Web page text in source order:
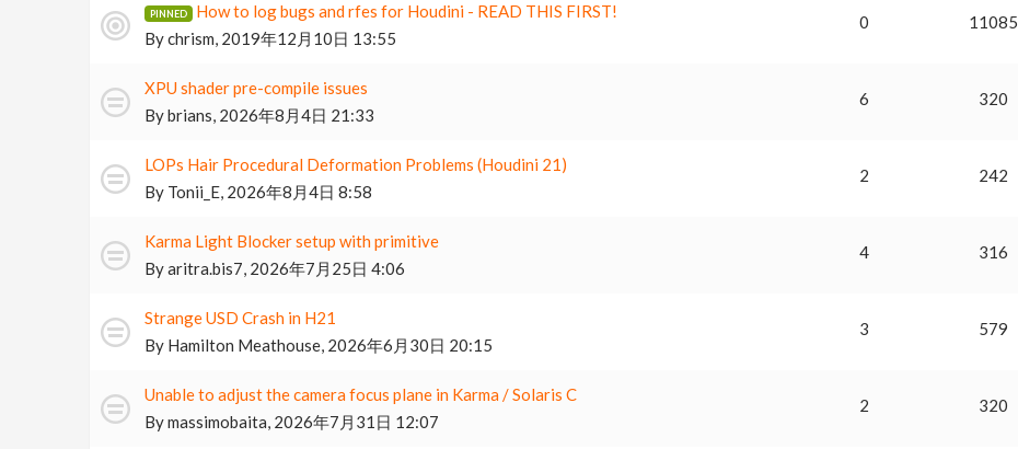
How to log bugs and rfes for Houdini - READ THIS FIRST!
Bychrism, 2019年12月10日 13:55
0 11085
XPU shader pre-compile issues
Bybrians, 2026年8月4日 21:33
6 320
LOPs Hair Procedural Deformation Problems (Houdini 21)
By Tonii_E, 2026年8月4日 8:58
2 242
Karma Light Blocker setup with primitive
Byaritra.bis7, 2026年7月25日 4:06
4 316
Strange USD Crash in H21
By Hamilton Meathouse, 2026年6月30日 20:15
3 579
Unable to adjust the camera focus plane in Karma / Solaris C
Bymassimobaita, 2026年7月31日 12:07
2 320